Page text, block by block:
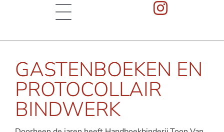
GASTENBOEKEN EN
PROTOCOLLAIR
BINDWERK